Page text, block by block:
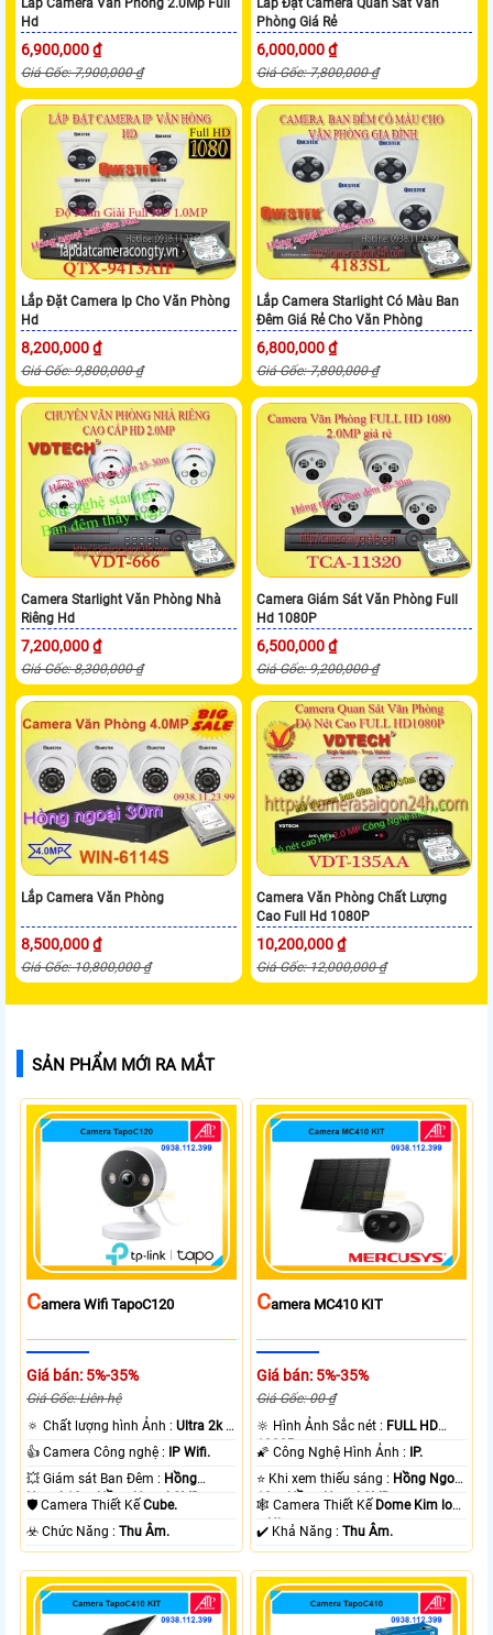
Lắp Camera Văn Phòng 2.0Mp Full
Hd
6,900,000 ₫
Giá Gốc: 7,900,000 ₫
Lắp Đặt Camera Quan Sát Văn
Phòng Giá Rẻ
6,000,000 ₫
Giá Gốc: 7,800,000 ₫
Lắp Đặt Camera Ip Cho Văn Phòng
Hd
8,200,000 ₫
Giá Gốc: 9,800,000 ₫
Lắp Camera Starlight Có Màu Ban
Đêm Giá Rẻ Cho Văn Phòng
6,800,000 ₫
Giá Gốc: 7,800,000 ₫
Camera Starlight Văn Phòng Nhà
Riêng Hd
7,200,000 ₫
Giá Gốc: 8,300,000 ₫
Camera Giám Sát Văn Phòng Full
Hd 1080P
6,500,000 ₫
Giá Gốc: 9,200,000 ₫
Lắp Camera Văn Phòng
8,500,000 ₫
Giá Gốc: 10,800,000 ₫
Camera Văn Phòng Chất Lượng
Cao Full Hd 1080P
10,200,000 ₫
Giá Gốc: 12,000,000 ₫
SẢN PHẨM MỚI RA MẮT
CAmera Wifi TapoC120
Giá bán: 5%-35%
Giá Gốc: Liên hệ
🔅 Chất lượng hình Ảnh :Ultra 2k +
.
👍 Camera Công nghệ : IP Wifi.
💥 Giám sát Ban Đêm : Hồng
Ngoại 10m Hồng Ngoại SMD.
🛡 Camera Thiết KếCube.
️☣️ Chức Năng :Thu Âm.
CAmera MC410 KIT
Giá bán: 5%-35%
Giá Gốc: 00 ₫
🔆 Hình Ảnh Sắc nét : FULL HD
1080P .
🌠 Công Nghệ Hình Ảnh : IP.
⭐ Khi xem thiếu sáng : Hồng Ngoại
10m Hồng Ngoại SMD.
🕸️ Camera Thiết Kế Dome Kim loại
+ Nhựa.
️✔️ Khả Năng :Thu Âm.